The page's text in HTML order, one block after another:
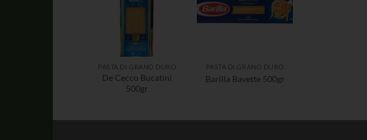
PASTA DI GRANO DURO
De Cecco Bucatini
500gr
PASTA DI GRANO DURO
Barilla Bavette 500gr